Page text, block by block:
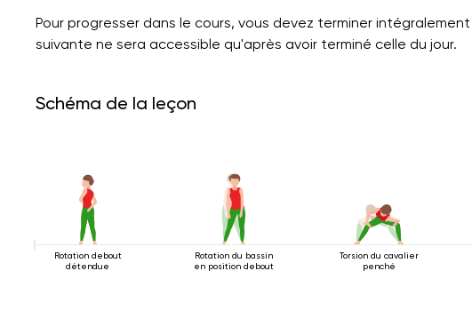
Pour progresser dans le cours, vous devez terminer
suivante ne sera accessible qu'après avoir terminé celle du jour.
Schéma de la leçon
Rotation debout
détendue
Rotation du bassin
en position debout
Torsion du cavalier
penché